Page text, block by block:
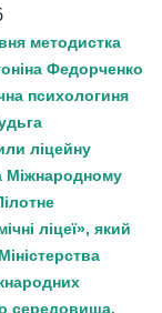
методистка
Федорченко
психологиня
ліцейну
Міжнародному
ліцеї», який
середовища.